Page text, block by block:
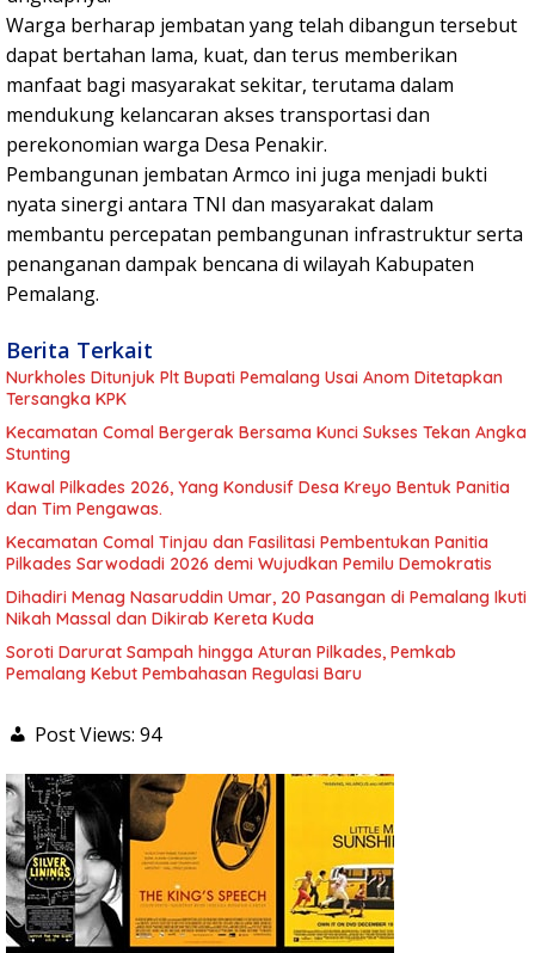
Warga berharap jembatan yang telah dibangun tersebut
dapat bertahan lama, kuat, dan terus memberikan
manfaat bagi masyarakat sekitar, terutama dalam
mendukung kelancaran akses transportasi dan
perekonomian warga Desa Penakir.
Pembangunan jembatan Armco ini juga menjadi bukti
nyata sinergi antara TNI dan masyarakat dalam
membantu percepatan pembangunan infrastruktur serta
penanganan dampak bencana di wilayah Kabupaten
Pemalang.
Berita Terkait
Nurkholes Ditunjuk Plt Bupati Pemalang Usai Anom Ditetapkan
Tersangka KPK
Kecamatan Comal Bergerak Bersama Kunci Sukses Tekan Angka
Stunting
Kawal Pilkades 2026, Yang Kondusif Desa Kreyo Bentuk Panitia
dan Tim Pengawas.
Kecamatan Comal Tinjau dan Fasilitasi Pembentukan Panitia
Pilkades Sarwodadi 2026 demi Wujudkan Pemilu Demokratis
Dihadiri Menag Nasaruddin Umar, 20 Pasangan di Pemalang Ikuti
Nikah Massal dan Dikirab Kereta Kuda
Soroti Darurat Sampah hingga Aturan Pilkades, Pemkab
Pemalang Kebut Pembahasan Regulasi Baru
Post Views: 94